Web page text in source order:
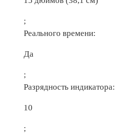
;
Реального времени:
Да
;
Разрядность индикатора:
10
;